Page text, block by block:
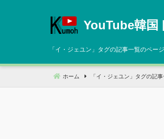
へ
動
YouTube韓国
「 イ・ジェユン 」タグの記事一覧のページ
ホーム 「 イ・ジェユン 」タグの記